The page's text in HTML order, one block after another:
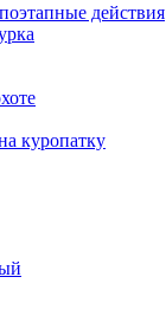
действия
куропатку